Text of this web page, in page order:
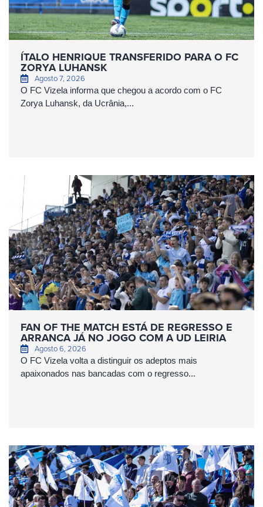
ÍTALO HENRIQUE TRANSFERIDO PARA O FC
ZORYA LUHANSK
Agosto 7, 2026
O FC Vizela informa que chegou a acordo com o FC
Zorya Luhansk, da Ucrânia,...
FAN OF THE MATCH ESTÁ DE REGRESSO E
ARRANCA JÁ NO JOGO COM A UD LEIRIA
Agosto 6, 2026
O FC Vizela volta a distinguir os adeptos mais
apaixonados nas bancadas com o regresso...